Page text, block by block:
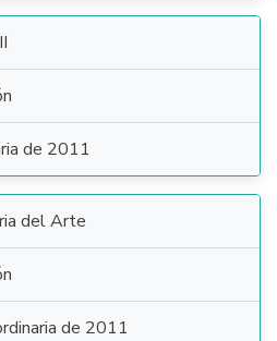
de 2011
del Arte
de 2011